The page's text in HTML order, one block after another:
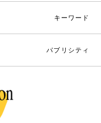
キーワード
パブリシティ